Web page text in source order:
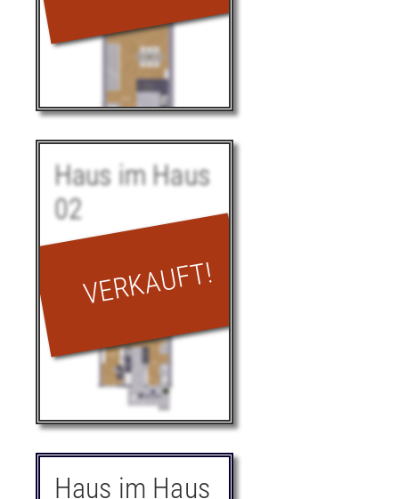
Erdgeschoss
1. Obergeschoss
Haus im Haus
02
Haus im Haus